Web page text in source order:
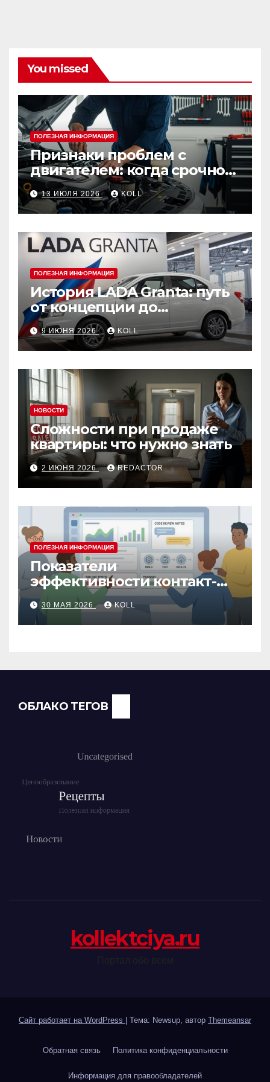
You missed
ПОЛЕЗНАЯ ИНФОРМАЦИЯ
Признаки проблем с
двигателем: когда срочно
ехать в сервис
13 ИЮЛЯ 2026 KOLL
ПОЛЕЗНАЯ ИНФОРМАЦИЯ
История LADA Granta: путь
от концепции до
популярного российского
автомобиля
9 ИЮНЯ 2026 KOLL
НОВОСТИ
Сложности при продаже
квартиры: что нужно знать
2 ИЮНЯ 2026 REDACTOR
ПОЛЕЗНАЯ ИНФОРМАЦИЯ
Показатели
эффективности контакт-
центра: как измерить
работу операторов и
команды
30 МАЯ 2026 KOLL
ОБЛАКО ТЕГОВ
kollektciya.ru
Сайт работает на WordPress | Тема: Newsup, автор Themeansar
Обратная связь Политика конфиденциальности
Информация для правообладателей